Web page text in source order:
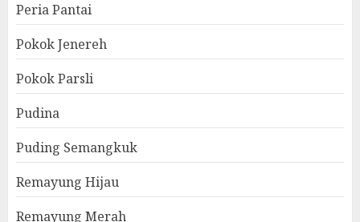
Peria Pantai
Pokok Jenereh
Pokok Parsli
Pudina
Puding Semangkuk
Remayung Hijau
Remayung Merah